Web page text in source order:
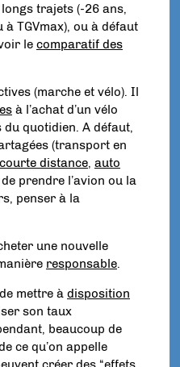
trajets (-26 ans,
TGVmax), ou à défaut
le comparatif des
(marche et vélo). Il
à l’achat d’un vélo
quotidien. A défaut,
(transport en
distance, auto
prendre l’avion ou la
penser à la
une nouvelle
responsable.
mettre à disposition
son taux
beaucoup de
ce qu’on appelle